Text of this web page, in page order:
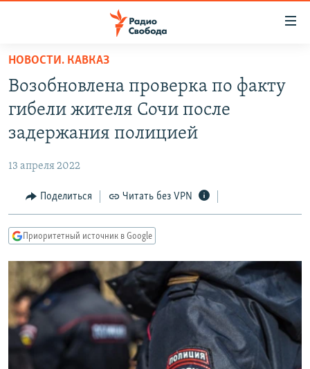
упрощенного
доступа
Вернуться
основному
Вернутся
Вернутся
поиску
ПРОГРАММЫ
ПОДКАСТЫ
МНЕНИЯ
КУЛЬТУРА
КАВКАЗ.РЕАЛИИ
СЕВЕР.РЕАЛИИ
СИБИРЬ.РЕАЛИИ
РАСПИСАНИЕ ВЕЩАНИЯ
ПОДПИШИТЕСЬ НА РАССЫЛКУ
НОВОСТИ. КАВКАЗ
Возобновлена проверка по факту
гибели жителя Сочи после
задержания полицией
13 апреля 2022
Поделиться Читать без VPN
Приоритетный источник в Google